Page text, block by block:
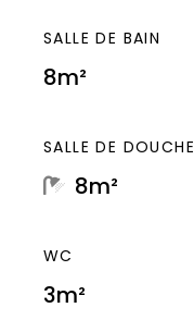
SALLE DE BAIN
8m²
SALLE DE DOUCHE
8m²
WC
3m²